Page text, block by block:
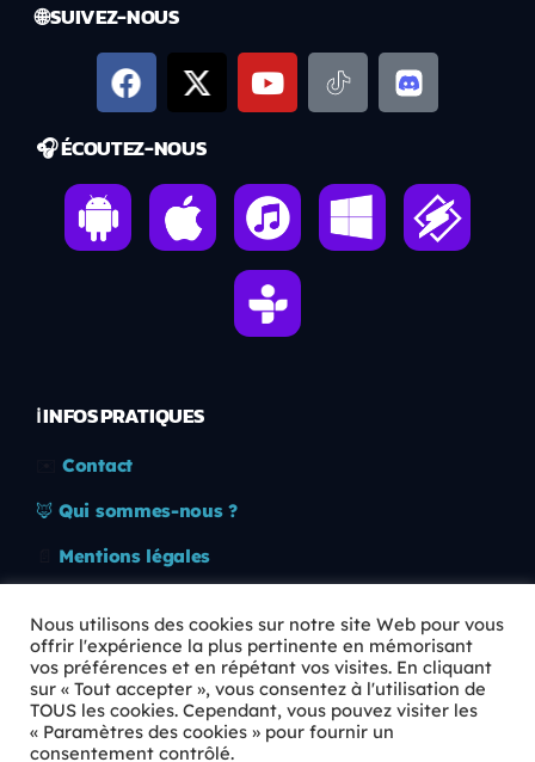
🌐 SUIVEZ-NOUS
🎧 ÉCOUTEZ-NOUS
ℹ️ INFOS PRATIQUES
Contact
🦊 Qui sommes-nous ?
Mentions légales
🛡️ RGPD
Copyright © 2026 Animkids. Tous droits réservés.
Nous utilisons des cookies sur notre site Web pour vous
offrir l'expérience la plus pertinente en mémorisant
vos préférences et en répétant vos visites. En cliquant
sur « Tout accepter », vous consentez à l'utilisation de
TOUS les cookies. Cependant, vous pouvez visiter les
« Paramètres des cookies » pour fournir un
consentement contrôlé.